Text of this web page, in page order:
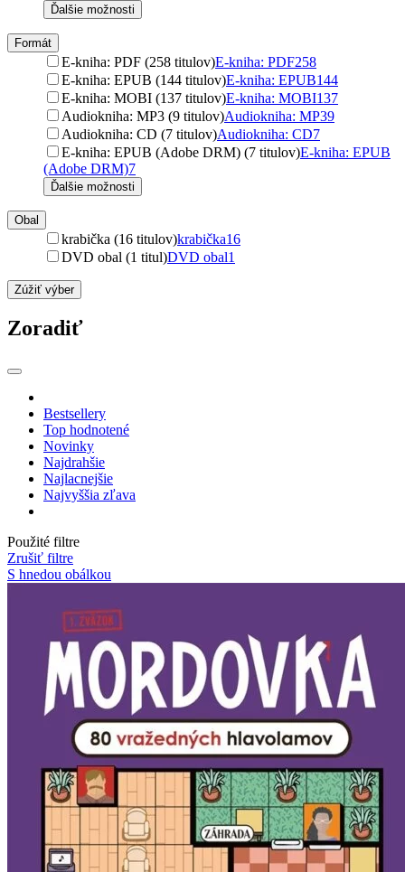
Ďalšie možnosti
Formát
E-kniha: PDF (258 titulov)E-kniha: PDF258
E-kniha: EPUB (144 titulov)E-kniha: EPUB144
E-kniha: MOBI (137 titulov)E-kniha: MOBI137
Audiokniha: MP3 (9 titulov)Audiokniha: MP39
Audiokniha: CD (7 titulov)Audiokniha: CD7
E-kniha: EPUB (Adobe DRM) (7 titulov)E-kniha: EPUB
(Adobe DRM)7
Ďalšie možnosti
Obal
krabička (16 titulov)krabička16
DVD obal (1 titul)DVD obal1
Zúžiť výber
Zoradiť
Bestsellery
Top hodnotené
Novinky
Najdrahšie
Najlacnejšie
Najvyššia zľava
Použité filtre
Zrušiť filtre
S hnedou obálkou